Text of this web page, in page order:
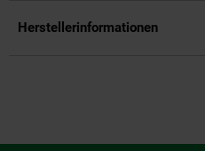
Herstellerinformationen